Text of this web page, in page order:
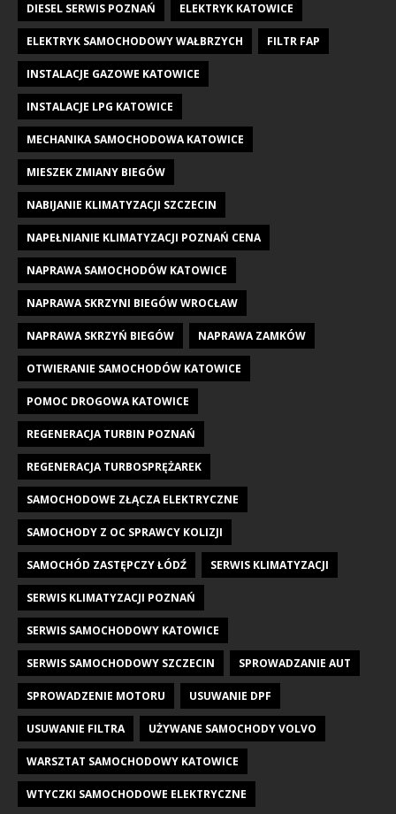
DIESEL SERWIS POZNAŃ ELEKTRYK KATOWICE
ELEKTRYK SAMOCHODOWY WAŁBRZYCH FILTR FAP
INSTALACJE GAZOWE KATOWICE
INSTALACJE LPG KATOWICE
MECHANIKA SAMOCHODOWA KATOWICE
MIESZEK ZMIANY BIEGÓW
NABIJANIE KLIMATYZACJI SZCZECIN
NAPEŁNIANIE KLIMATYZACJI POZNAŃ CENA
NAPRAWA SAMOCHODÓW KATOWICE
NAPRAWA SKRZYNI BIEGÓW WROCŁAW
NAPRAWA SKRZYŃ BIEGÓW NAPRAWA ZAMKÓW
OTWIERANIE SAMOCHODÓW KATOWICE
POMOC DROGOWA KATOWICE
REGENERACJA TURBIN POZNAŃ
REGENERACJA TURBOSPRĘŻAREK
SAMOCHODOWE ZŁĄCZA ELEKTRYCZNE
SAMOCHODY Z OC SPRAWCY KOLIZJI
SAMOCHÓD ZASTĘPCZY ŁÓDŹ SERWIS KLIMATYZACJI
SERWIS KLIMATYZACJI POZNAŃ
SERWIS SAMOCHODOWY KATOWICE
SERWIS SAMOCHODOWY SZCZECIN SPROWADZANIE AUT
SPROWADZENIE MOTORU USUWANIE DPF
USUWANIE FILTRA UŻYWANE SAMOCHODY VOLVO
WARSZTAT SAMOCHODOWY KATOWICE
WTYCZKI SAMOCHODOWE ELEKTRYCZNE